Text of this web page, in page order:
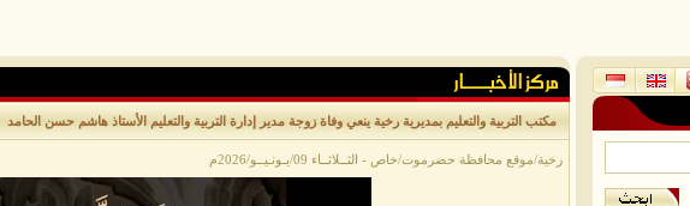
مكتب التربية والتعليم بمديرية رخية ينعي وفاة زوجة مدير إدارة التربية والتعليم الأستاذ هاشم حسن الحامد
رخية/موقع محافظة حضرموت/خاص - الثــلاثــاء 09/يـونـيــو/2026م